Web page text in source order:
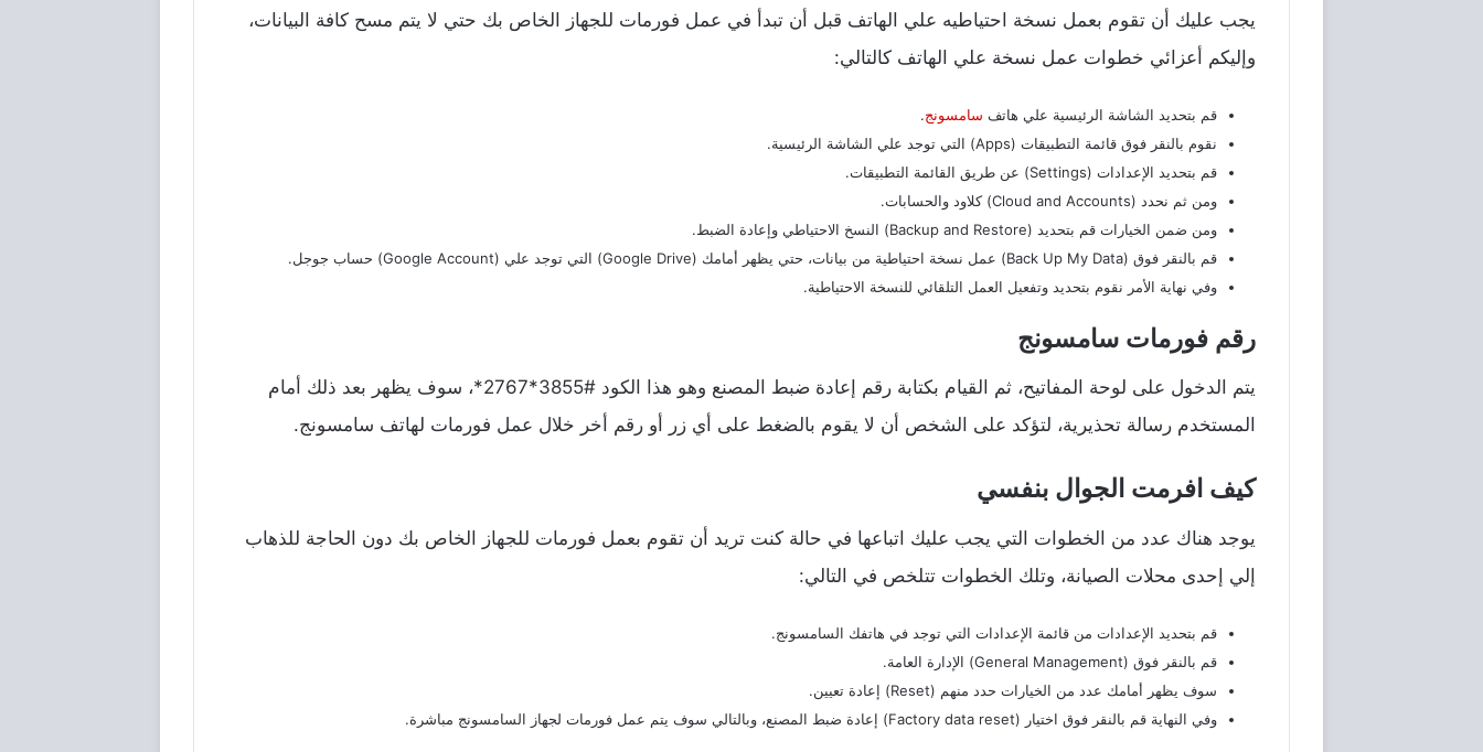
يجب عليك أن تقوم بعمل نسخة احتياطيه علي الهاتف قبل أن تبدأ في عمل فورمات للجهاز الخاص بك حتي لا يتم مسح كافة البيانات،
وإليكم أعزائي خطوات عمل نسخة علي الهاتف كالتالي:
قم بتحديد الشاشة الرئيسية علي هاتف سامسونج.
نقوم بالنقر فوق قائمة التطبيقات (Apps) التي توجد علي الشاشة الرئيسية.
قم بتحديد الإعدادات (Settings) عن طريق القائمة التطبيقات.
ومن ثم نحدد (Cloud and Accounts) كلاود والحسابات.
ومن ضمن الخيارات قم بتحديد (Backup and Restore) النسخ الاحتياطي وإعادة الضبط.
قم بالنقر فوق (Back Up My Data) عمل نسخة احتياطية من بيانات، حتي يظهر أمامك (Google Drive) التي توجد علي (Google Account) حساب جوجل.
وفي نهاية الأمر نقوم بتحديد وتفعيل العمل التلقائي للنسخة الاحتياطية.
رقم فورمات سامسونج
يتم الدخول على لوحة المفاتيح، ثم القيام بكتابة رقم إعادة ضبط المصنع وهو هذا الكود #3855*2767*، سوف يظهر بعد ذلك أمام
المستخدم رسالة تحذيرية، لتؤكد على الشخص أن لا يقوم بالضغط على أي زر أو رقم أخر خلال عمل فورمات لهاتف سامسونج.
كيف افرمت الجوال بنفسي
يوجد هناك عدد من الخطوات التي يجب عليك اتباعها في حالة كنت تريد أن تقوم بعمل فورمات للجهاز الخاص بك دون الحاجة للذهاب
إلي إحدى محلات الصيانة، وتلك الخطوات تتلخص في التالي:
قم بتحديد الإعدادات من قائمة الإعدادات التي توجد في هاتفك السامسونج.
قم بالنقر فوق (General Management) الإدارة العامة.
سوف يظهر أمامك عدد من الخيارات حدد منهم (Reset) إعادة تعيين.
وفي النهاية قم بالنقر فوق اختيار (Factory data reset) إعادة ضبط المصنع، وبالتالي سوف يتم عمل فورمات لجهاز السامسونج مباشرة.